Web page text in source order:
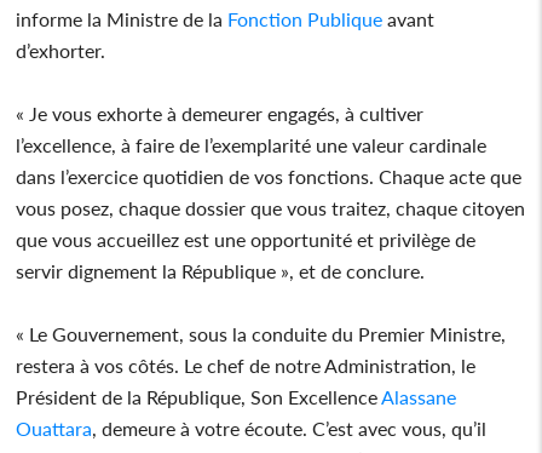
informe la Ministre de la Fonction Publique avant
d’exhorter.
« Je vous exhorte à demeurer engagés, à cultiver
l’excellence, à faire de l’exemplarité une valeur cardinale
dans l’exercice quotidien de vos fonctions. Chaque acte que
vous posez, chaque dossier que vous traitez, chaque citoyen
que vous accueillez est une opportunité et privilège de
servir dignement la République », et de conclure.
« Le Gouvernement, sous la conduite du Premier Ministre,
restera à vos côtés. Le chef de notre Administration, le
Président de la République, Son Excellence Alassane
Ouattara , demeure à votre écoute. C’est avec vous, qu’il